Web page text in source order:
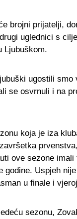
brojni prijatelji,
uglednici s
Ljubuškom.
ugostili
se osvrnuli i na
koja je iza
ove sezone
godine. Uspjeh
u finale i
sezonu,